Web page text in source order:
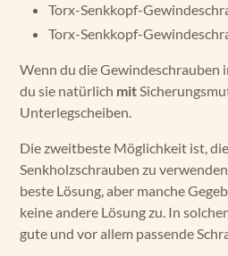
Torx-Senkkopf-
Torx-Senkkopf-
Wenn du die Gewindeschrauben
du sie natürlich mit
Unterlegscheiben.
Die zweitbeste Möglichkeit ist,
Senkholzschrauben zu
beste Lösung, aber manche
keine andere Lösung zu. In
gute und vor allem passende